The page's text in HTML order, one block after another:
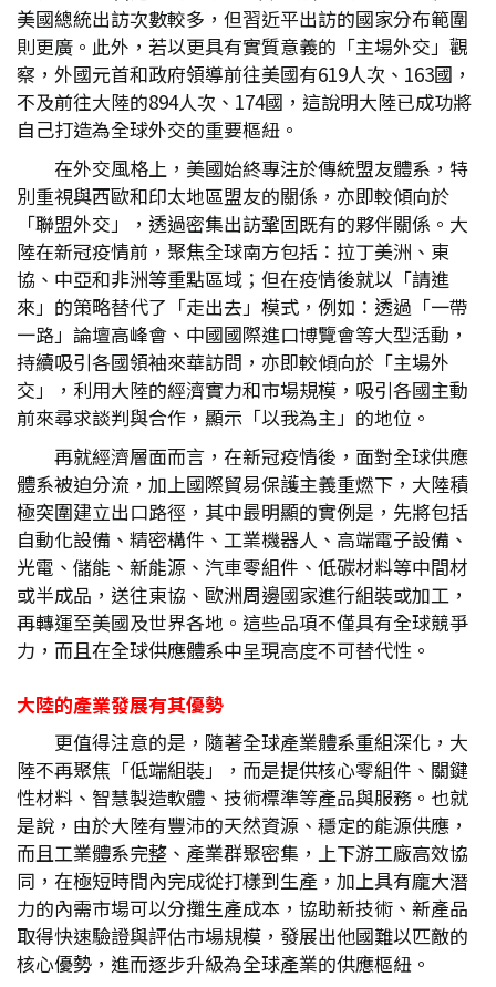
美國總統出訪次數較多，但習近平出訪的國家分布範圍
則更廣。此外，若以更具有實質意義的「主場外交」觀
察，外國元首和政府領導前往美國有619人次、163國，
不及前往大陸的894人次、174國，這說明大陸已成功將
自己打造為全球外交的重要樞紐。
在外交風格上，美國始終專注於傳統盟友體系，特
別重視與西歐和印太地區盟友的關係，亦即較傾向於
「聯盟外交」，透過密集出訪鞏固既有的夥伴關係。大
陸在新冠疫情前，聚焦全球南方包括：拉丁美洲、東
協、中亞和非洲等重點區域；但在疫情後就以「請進
來」的策略替代了「走出去」模式，例如：透過「一帶
一路」論壇高峰會、中國國際進口博覽會等大型活動，
持續吸引各國領袖來華訪問，亦即較傾向於「主場外
交」，利用大陸的經濟實力和市場規模，吸引各國主動
前來尋求談判與合作，顯示「以我為主」的地位。
再就經濟層面而言，在新冠疫情後，面對全球供應
體系被迫分流，加上國際貿易保護主義重燃下，大陸積
極突圍建立出口路徑，其中最明顯的實例是，先將包括
自動化設備、精密構件、工業機器人、高端電子設備、
光電、儲能、新能源、汽車零組件、低碳材料等中間材
或半成品，送往東協、歐洲周邊國家進行組裝或加工，
再轉運至美國及世界各地。這些品項不僅具有全球競爭
力，而且在全球供應體系中呈現高度不可替代性。
大陸的產業發展有其優勢
更值得注意的是，隨著全球產業體系重組深化，大
陸不再聚焦「低端組裝」，而是提供核心零組件、關鍵
性材料、智慧製造軟體、技術標準等產品與服務。也就
是說，由於大陸有豐沛的天然資源、穩定的能源供應，
而且工業體系完整、產業群聚密集，上下游工廠高效協
同，在極短時間內完成從打樣到生產，加上具有龐大潛
力的內需市場可以分攤生產成本，協助新技術、新產品
取得快速驗證與評估市場規模，發展出他國難以匹敵的
核心優勢，進而逐步升級為全球產業的供應樞紐。